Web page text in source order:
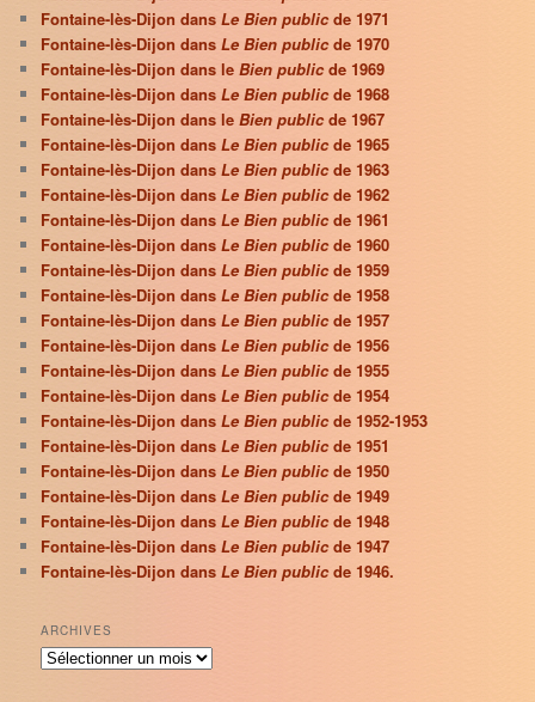
Fontaine-lès-Dijon dansLe Bien publicde 1971
Fontaine-lès-Dijon dansLe Bien publicde 1970
Fontaine-lès-Dijon dans leBien publicde 1969
Fontaine-lès-Dijon dansLe Bien publicde 1968
Fontaine-lès-Dijon dans leBien publicde 1967
Fontaine-lès-Dijon dansLe Bien public de 1965
Fontaine-lès-Dijon dansLe Bien publicde 1963
Fontaine-lès-Dijon dansLe Bien publicde 1962
Fontaine-lès-Dijon dansLe Bien public de 1961
Fontaine-lès-Dijon dansLe Bien publicde 1960
Fontaine-lès-Dijon dansLe Bien publicde 1959
Fontaine-lès-Dijon dansLe Bien public de 1958
Fontaine-lès-Dijon dansLe Bien publicde 1957
Fontaine-lès-Dijon dansLe Bien publicde 1956
Fontaine-lès-Dijon dansLe Bien public de 1955
Fontaine-lès-Dijon dansLe Bien publicde 1954
Fontaine-lès-Dijon dansLe Bien publicde 1952-1953
Fontaine-lès-Dijon dansLe Bien public de 1951
Fontaine-lès-Dijon dansLe Bien publicde 1950
Fontaine-lès-Dijon dansLe Bien publicde 1949
Fontaine-lès-Dijon dansLe Bien public de 1948
Fontaine-lès-Dijon dansLe Bien publicde 1947
Fontaine-lès-Dijon dansLe Bien publicde 1946.
ARCHIVES
Archives